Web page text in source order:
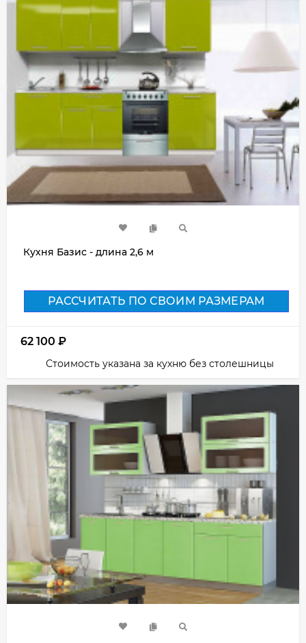
Кухня Базис - длина 2,6 м
РАССЧИТАТЬ ПО СВОИМ РАЗМЕРАМ
62 100 ₽
Стоимость указана за кухню без столешницы